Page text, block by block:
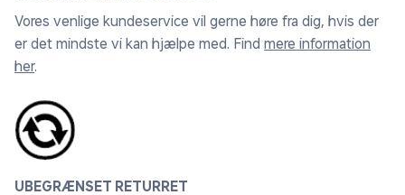
Vores venlige kundeservice vil gerne høre fra dig, hvis der
er det mindste vi kan hjælpe med. Find mere information
her.
UBEGRÆNSET RETURRET